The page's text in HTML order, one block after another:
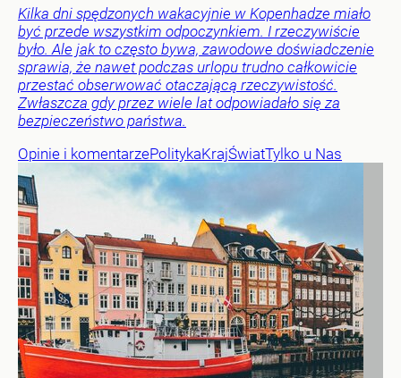
Kilka dni spędzonych wakacyjnie w Kopenhadze miało
być przede wszystkim odpoczynkiem. I rzeczywiście
było. Ale jak to często bywa, zawodowe doświadczenie
sprawia, że nawet podczas urlopu trudno całkowicie
przestać obserwować otaczającą rzeczywistość.
Zwłaszcza gdy przez wiele lat odpowiadało się za
bezpieczeństwo państwa.
Opinie i komentarzePolitykaKrajŚwiatTylko u Nas